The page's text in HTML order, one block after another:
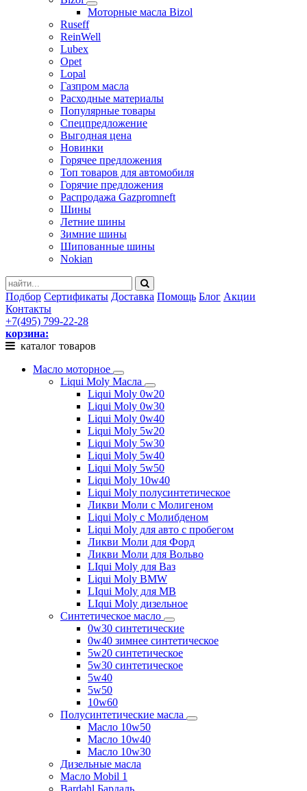
Моторные масла Bizol
Ruseff
ReinWell
Lubex
Opet
Lopal
Газпром масла
Расходные материалы
Популярные товары
Спецпредложение
Выгодная цена
Новинки
Горячее предложения
Топ товаров для автомобиля
Горячие предложения
Распродажа Gazpromneft
Шины
Летние шины
Зимние шины
Шипованные шины
Nokian
Подбор Сертификаты Доставка Помощь Блог Акции
Контакты
+7(495) 799-22-28
корзина:
каталог товаров
Масло моторное
Liqui Moly Масла
Liqui Moly 0w20
Liqui Moly 0w30
Liqui Moly 0w40
Liqui Moly 5w20
Liqui Moly 5w30
Liqui Moly 5w40
Liqui Moly 5w50
Liqui Moly 10w40
Liqui Moly полусинтетическое
Ликви Моли с Молигеном
Liqui Moly с Молибденом
Liqui Moly для авто с пробегом
Ликви Моли для Форд
Ликви Моли для Вольво
LIqui Moly для Ваз
Liqui Moly BMW
LIqui Moly для MB
LIqui Moly дизельное
Синтетическое масло
0w30 синтетические
0w40 зимнее синтетическое
5w20 синтетическое
5w30 синтетическое
5w40
5w50
10w60
Полусинтетические масла
Масло 10w50
Масло 10w40
Масло 10w30
Дизельные масла
Масло Mobil 1
Bardahl Бардаль